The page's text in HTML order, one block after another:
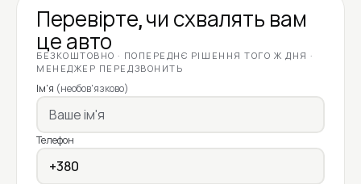
Перевірте, чи схвалять вам
це авто
БЕЗКОШТОВНО · ПОПЕРЕДНЄ РІШЕННЯ ТОГО Ж ДНЯ ·
МЕНЕДЖЕР ПЕРЕДЗВОНИТЬ
Ім'я (необов'язково)
Телефон